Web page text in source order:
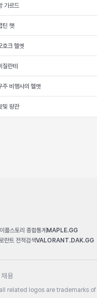
가르드
틴 햇
호크 헬멧
질란테
주 비행사의 헬멧
빛 왕관
플스토리 종합통계MAPLE.GG
란트 전적검색VALORANT.DAK.GG
채용
related logos are trademarks